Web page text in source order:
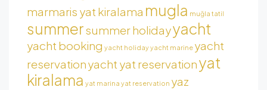
marmaris yat kiralama mugla muğla tatil
summersummer holidayyacht
yacht booking yacht holidayyacht marine yacht
reservationyacht yat reservationyat
kiralama yat marina yat reservation yaz